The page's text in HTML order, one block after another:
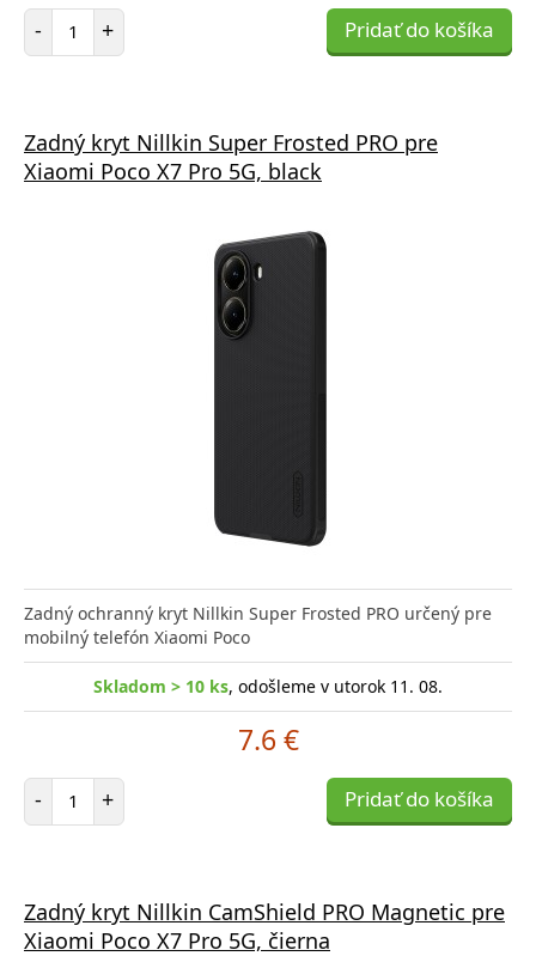
- Počet položiek
+ Pridať do košíka
Zadný kryt Nillkin Super Frosted PRO pre
Xiaomi Poco X7 Pro 5G, black
Zadný ochranný kryt Nillkin Super Frosted PRO určený pre
mobilný telefón Xiaomi Poco
Skladom > 10 ks, odošleme v utorok 11. 08.
7.6 €
- Počet položiek
+ Pridať do košíka
Zadný kryt Nillkin CamShield PRO Magnetic pre
Xiaomi Poco X7 Pro 5G, čierna